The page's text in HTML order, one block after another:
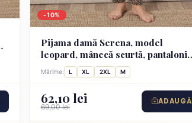
-10%
Pijama damă Serena, model
leopard, mânecă scurtă, pantaloni
Mărime: L XL 2XL M
62,10 lei
69,00 lei
ADAUGĂ